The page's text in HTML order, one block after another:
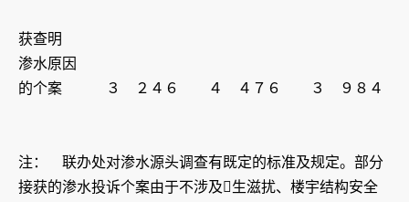
获查明
渗水原因
的个案 ３ ２４６ ４ ４７６ ３ ９８４
注： 联办处对渗水源头调查有既定的标准及规定。部分
接获的渗水投诉个案由于不涉及生滋扰、楼宇结构安全